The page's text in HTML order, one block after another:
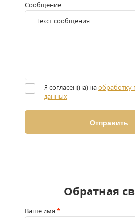
Сообщение
Я согласен(на) наобработку
данных
Обратная
Ваше имя *